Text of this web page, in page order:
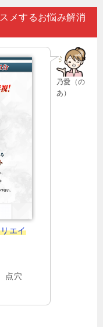
メするお悩み解消
乃愛（の
あ）
エイ
点穴